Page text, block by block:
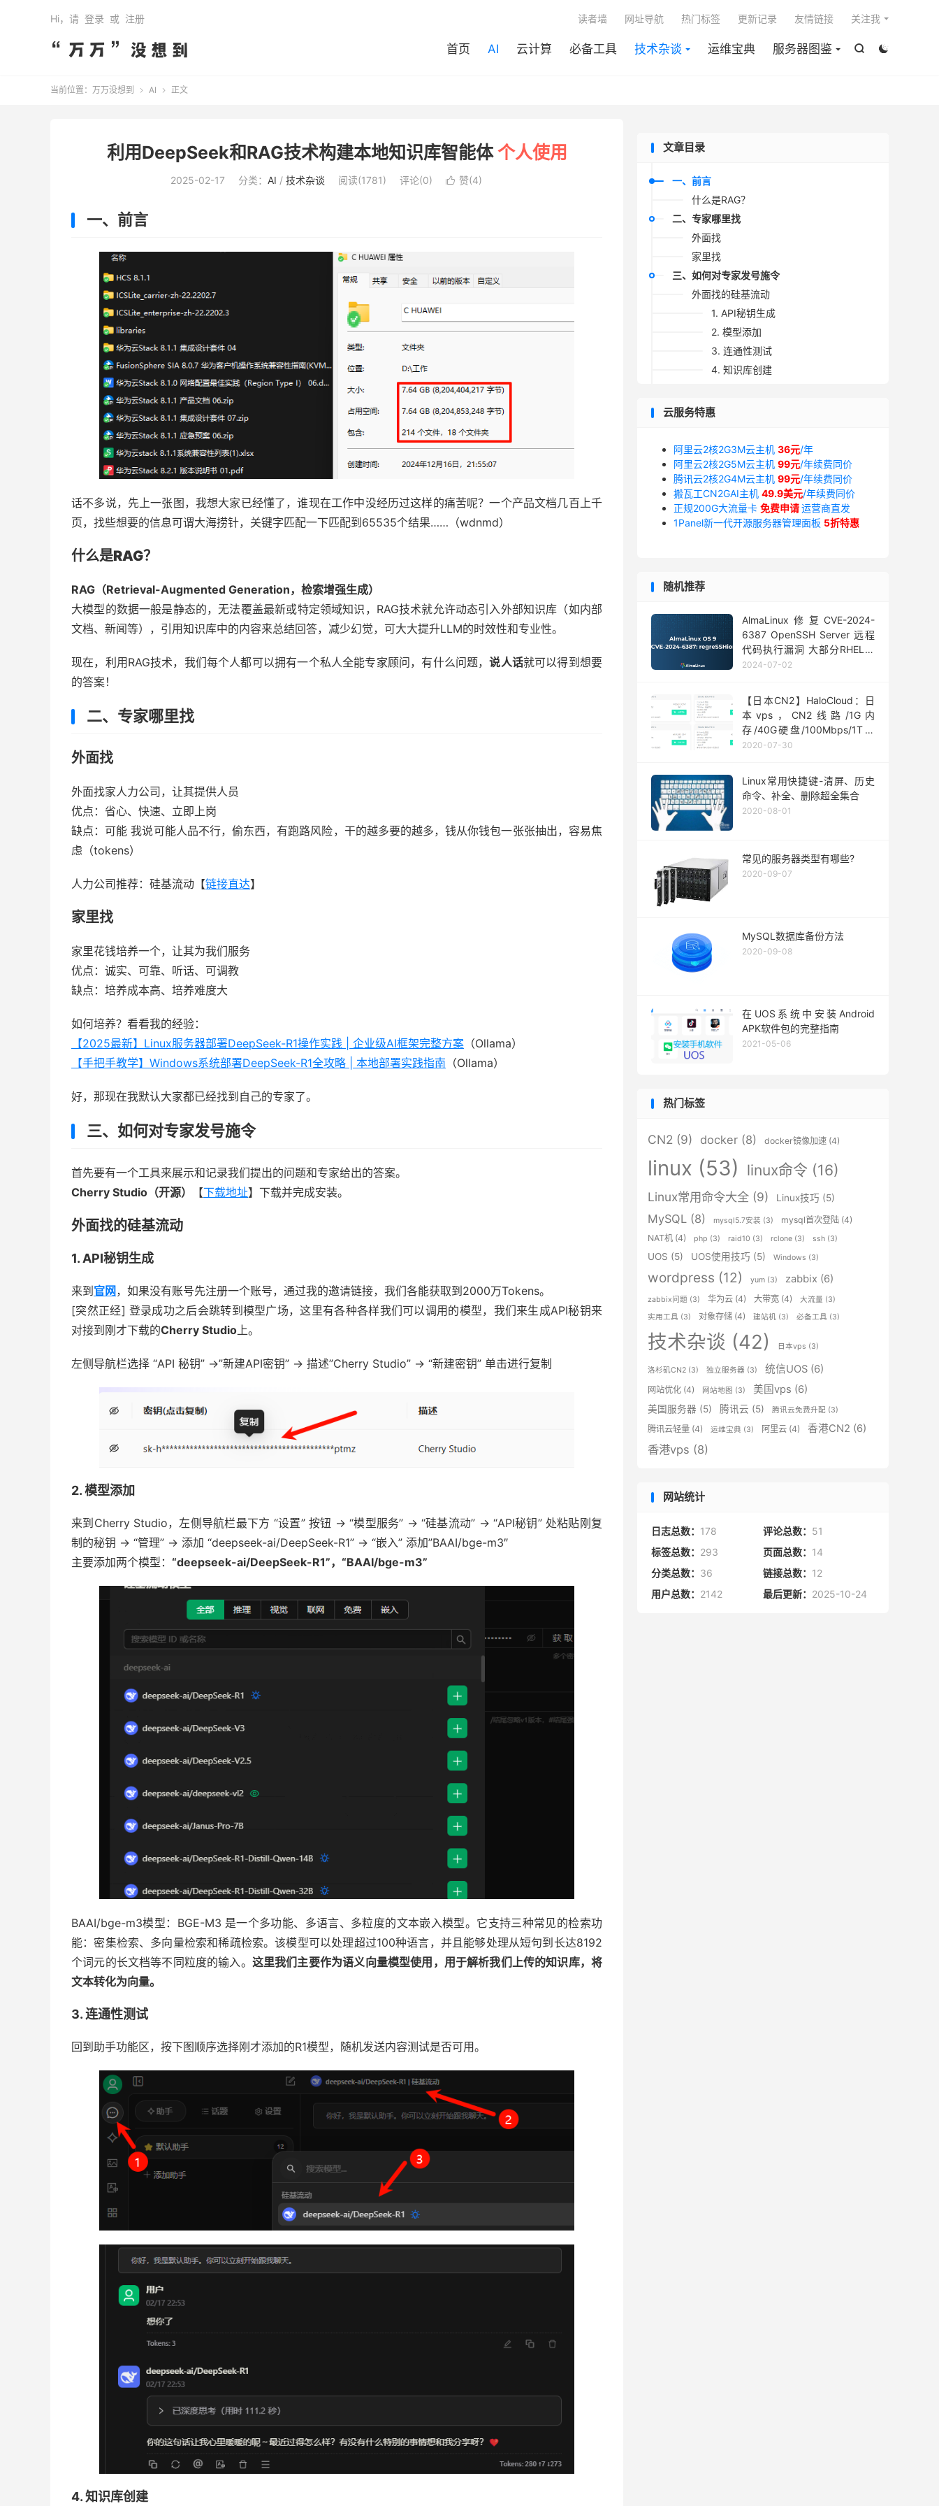


首页 AI 云计算 必备工具 技术杂谈 运维宝典 服务器图鉴
读者墙 网址导航 热门标签 更新记录 友情链接 关注我
Hi，请 登录 或 注册
当前位置： 万万没想到  AI  正文
利用DeepSeek和RAG技术构建本地知识库智能体个人使用
2025-02-17 分类： AI / 技术杂谈 阅读(1781) 评论(0)  赞(4)
一、前言
话不多说，先上一张图，我想大家已经懂了，谁现在工作中没经历过这样的痛苦呢？一个产品文档几百上千
页，找些想要的信息可谓大海捞针，关键字匹配一下匹配到65535个结果……（wdnmd）
什么是RAG？
RAG（Retrieval-Augmented Generation，检索增强生成）
大模型的数据一般是静态的，无法覆盖最新或特定领域知识，RAG技术就允许动态引入外部知识库（如内部
文档、新闻等），引用知识库中的内容来总结回答，减少幻觉，可大大提升LLM的时效性和专业性。
现在，利用RAG技术，我们每个人都可以拥有一个私人全能专家顾问，有什么问题，说人话就可以得到想要
的答案！
二、专家哪里找
外面找
外面找家人力公司，让其提供人员
优点：省心、快速、立即上岗
缺点：可能 我说可能人品不行，偷东西，有跑路风险，干的越多要的越多，钱从你钱包一张张抽出，容易焦
虑（tokens）
人力公司推荐：硅基流动【链接直达】
家里找
家里花钱培养一个，让其为我们服务
优点：诚实、可靠、听话、可调教
缺点：培养成本高、培养难度大
如何培养？看看我的经验：
【2025最新】Linux服务器部署DeepSeek-R1操作实践 | 企业级AI框架完整方案 （Ollama）
【手把手教学】Windows系统部署DeepSeek-R1全攻略 | 本地部署实践指南 （Ollama）
好，那现在我默认大家都已经找到自己的专家了。
三、如何对专家发号施令
首先要有一个工具来展示和记录我们提出的问题和专家给出的答案。
Cherry Studio（开源）
【下载地址】下载并完成安装。
外面找的硅基流动
1. API秘钥生成
来到官网，如果没有账号先注册一个账号，通过我的邀请链接，我们各能获取到2000万Tokens。
[突然正经] 登录成功之后会跳转到模型广场，这里有各种各样我们可以调用的模型，我们来生成API秘钥来
对接到刚才下载的Cherry Studio 上。
左侧导航栏选择 “API 秘钥” ->”新建API密钥” -> 描述”Cherry Studio” -> “新建密钥” 单击进行复制
2. 模型添加
来到Cherry Studio，左侧导航栏最下方 “设置” 按钮 -> “模型服务” -> “硅基流动” -> “API秘钥” 处粘贴刚复
制的秘钥 -> “管理” -> 添加 “deepseek-ai/DeepSeek-R1” -> “嵌入” 添加”BAAI/bge-m3″
主要添加两个模型： “deepseek-ai/DeepSeek-R1”，“BAAI/bge-m3”
BAAI/bge-m3模型：BGE-M3 是一个多功能、多语言、多粒度的文本嵌入模型。它支持三种常见的检索功
能：密集检索、多向量检索和稀疏检索。该模型可以处理超过100种语言，并且能够处理从短句到长达8192
个词元的长文档等不同粒度的输入。 这里我们主要作为语义向量模型使用，用于解析我们上传的知识库，将
文本转化为向量。
3. 连通性测试
回到助手功能区，按下图顺序选择刚才添加的R1模型，随机发送内容测试是否可用。
4. 知识库创建
文章目录
一、前言
什么是RAG？
二、专家哪里找
外面找
家里找
三、如何对专家发号施令
外面找的硅基流动
1. API秘钥生成
2. 模型添加
3. 连通性测试
4. 知识库创建
家里找的Ollama
2. 模型添加
3. 连通性测试
4. 知识库创建
5. 知识库使用
四、存在的问题
云服务特惠
阿里云2核2G3M云主机 36元/年
阿里云2核2G5M云主机 99元/年续费同价
腾讯云2核2G4M云主机 99元/年续费同价
搬瓦工CN2GAI主机 49.9美元/年续费同价
正规200G大流量卡 免费申请运营商直发
1Panel新一代开源服务器管理面板 5折特惠
随机推荐
AlmaLinux修复CVE-2024-
6387 OpenSSH Server 远程
代码执行漏洞 大部分RHEL系
通用
2024-07-02
【日本CN2】HaloCloud：日
本vps，CN2线路/1G内
存/40G硬盘/100Mbps/1T流
量月付55元季付8折
2020-07-30
Linux常用快捷键-清屏、历史
命令、补全、删除超全集合
2020-08-01
常见的服务器类型有哪些?
2020-09-07
MySQL数据库备份方法
2020-09-08
在UOS系统中安装Android
APK软件包的完整指南
2021-05-06
热门标签
CN2 (9) docker (8) docker镜像加速 (4)
linux (53) linux命令 (16)
Linux常用命令大全 (9) Linux技巧 (5)
MySQL (8) mysql5.7安装 (3) mysql首次登陆 (4)
NAT机 (4) php (3) raid10 (3) rclone (3) ssh (3)
UOS (5) UOS使用技巧 (5) Windows (3)
wordpress (12) yum (3) zabbix (6)
zabbix问题 (3) 华为云 (4) 大带宽 (4) 大流量 (3)
实用工具 (3) 对象存储 (4) 建站机 (3) 必备工具 (3)
技术杂谈 (42) 日本vps (3)
洛杉矶CN2 (3) 独立服务器 (3) 统信UOS (6)
网站优化 (4) 网站地图 (3) 美国vps (6)
美国服务器 (5) 腾讯云 (5) 腾讯云免费升配 (3)
腾讯云轻量 (4) 运维宝典 (3) 阿里云 (4) 香港CN2 (6)
香港vps (8)
网站统计
日志总数： 178 评论总数： 51
标签总数： 293 页面总数： 14
分类总数： 36 链接总数： 12
用户总数： 2142 最后更新： 2025-10-24